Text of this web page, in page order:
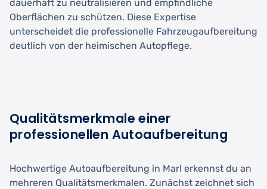
dauerhaft zu neutralisieren und empfindliche
Oberflächen zu schützen. Diese Expertise
unterscheidet die professionelle Fahrzeugaufbereitung
deutlich von der heimischen Autopflege.
Qualitätsmerkmale einer
professionellen Autoaufbereitung
Hochwertige Autoaufbereitung in Marl erkennst du an
mehreren Qualitätsmerkmalen. Zunächst zeichnet sich